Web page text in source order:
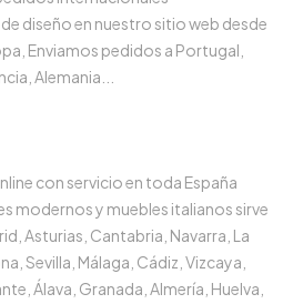
diseño en nuestro sitio web desde
Enviamos pedidos a Portugal,
Alemania...
con servicio en toda España
modernos y muebles italianos sirve
Asturias, Cantabria, Navarra, La
Sevilla, Málaga, Cádiz, Vizcaya,
Álava, Granada, Almería, Huelva,